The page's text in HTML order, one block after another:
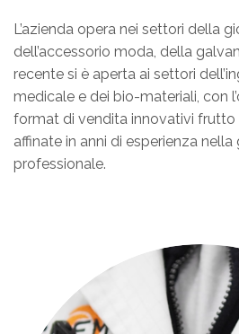
L’azienda opera nei settori della
dell’accessorio moda, della
recente si è aperta ai settori
medicale e dei bio-materiali, con
format di vendita innovativi
affinate in anni di esperienza nella
professionale.